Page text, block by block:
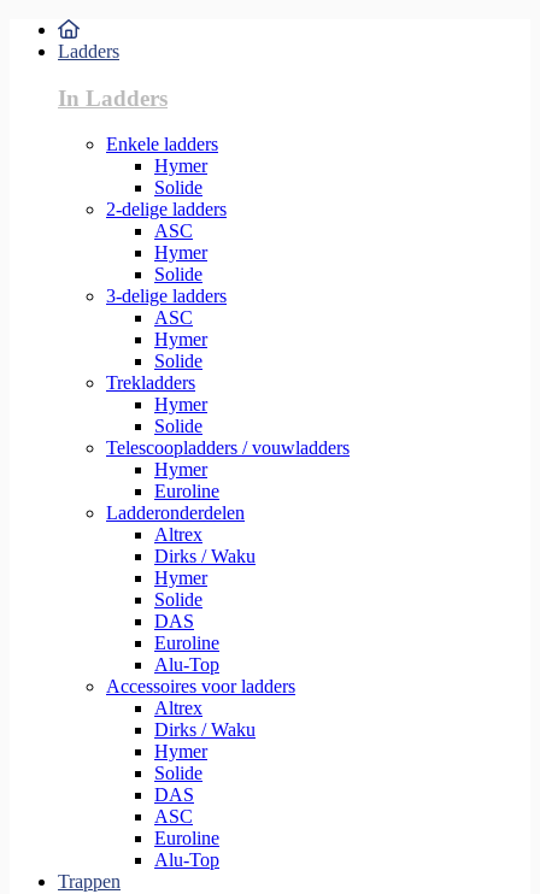
Ladders
In Ladders
Enkele ladders
Hymer
Solide
2-delige ladders
ASC
Hymer
Solide
3-delige ladders
ASC
Hymer
Solide
Trekladders
Hymer
Solide
Telescoopladders / vouwladders
Hymer
Euroline
Ladderonderdelen
Altrex
Dirks / Waku
Hymer
Solide
DAS
Euroline
Alu-Top
Accessoires voor ladders
Altrex
Dirks / Waku
Hymer
Solide
DAS
ASC
Euroline
Alu-Top
Trappen